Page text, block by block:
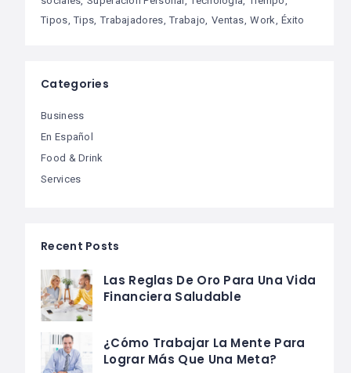
Tipos Tips Trabajadores Trabajo Ventas Work Éxito
Categories
Business
En Español
Food & Drink
Services
Recent Posts
Las Reglas De Oro Para Una Vida
Financiera Saludable
¿Cómo Trabajar La Mente Para
Lograr Más Que Una Meta?